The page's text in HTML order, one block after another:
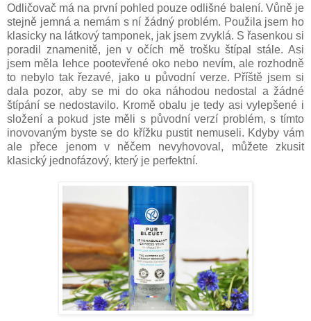
Odličovač má na první pohled pouze odlišné balení. Vůně je
stejně jemná a nemám s ní žádný problém. Použila jsem ho
klasicky na látkový tamponek, jak jsem zvyklá. S řasenkou si
poradil znamenitě, jen v očích mě trošku štípal stále. Asi
jsem měla lehce pootevřené oko nebo nevím, ale rozhodně
to nebylo tak řezavé, jako u původní verze. Příště jsem si
dala pozor, aby se mi do oka náhodou nedostal a žádné
štípání se nedostavilo. Kromě obalu je tedy asi vylepšené i
složení a pokud jste měli s původní verzí problém, s tímto
inovovaným byste se do křížku pustit nemuseli. Kdyby vám
ale přece jenom v něčem nevyhovoval, můžete zkusit
klasický jednofázový, který je perfektní.